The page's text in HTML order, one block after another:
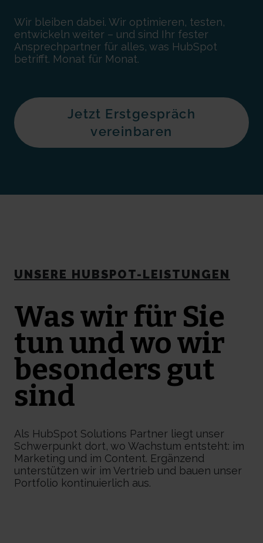
Wir bleiben dabei. Wir optimieren, testen,
entwickeln weiter – und sind Ihr fester
Ansprechpartner für alles, was HubSpot
betrifft. Monat für Monat.
Jetzt Erstgespräch
vereinbaren
UNSERE HUBSPOT-LEISTUNGEN
Was wir für Sie
tun und wo wir
besonders gut
sind
Als HubSpot Solutions Partner liegt unser
Schwerpunkt dort, wo Wachstum entsteht: im
Marketing und im Content. Ergänzend
unterstützen wir im Vertrieb und bauen unser
Portfolio kontinuierlich aus.